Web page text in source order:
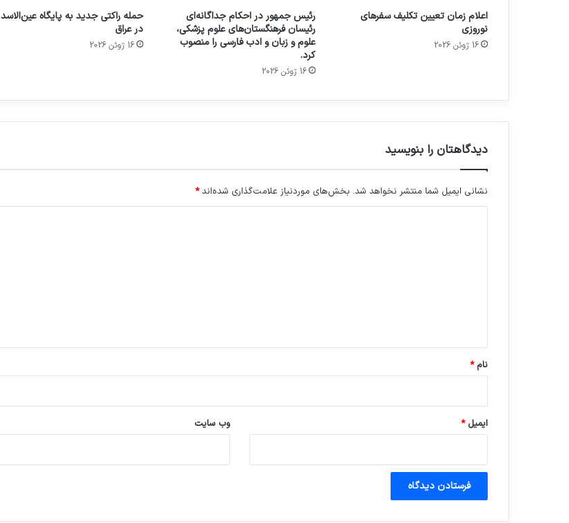
اعلام زمان تعیین تکلیف سفرهای
نوروزی
16 ژوئن 2026
رئیس جمهور در احکام جداگانه‌ای
رئیسان فرهنگستان‌های علوم پزشکی،
علوم و زبان و ادب فارسی را منصوب
کرد.
16 ژوئن 2026
حمله راکتی جدید به پایگاه عین‌الاسد
در عراق
16 ژوئن 2026
دیدگاهتان را بنویسید
نشانی ایمیل شما منتشر نخواهد شد. بخش‌های موردنیاز علامت‌گذاری شده‌اند*
نام*
ایمیل* وب‌ سایت
آماده برای کشف